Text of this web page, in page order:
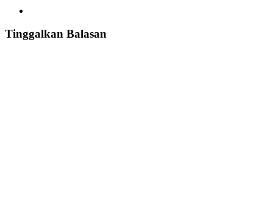
Tinggalkan Balasan